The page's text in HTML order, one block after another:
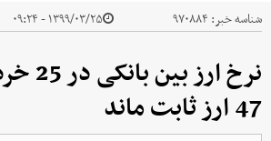
شناسه خبر: ۹۷۰۸۸۴ ۱۳۹۹/۰۳/۲۵ - ۰۹:۲۴
47 ارز ثابت ماند